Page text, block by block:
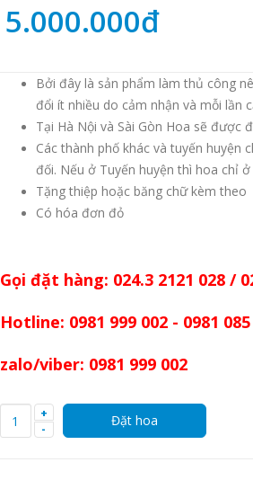
5.000.000đ
Bởi đây là sản phẩm làm thủ công
đổi ít nhiều do cảm nhận và mỗi lần
Tại Hà Nội và Sài Gòn Hoa sẽ được
Các thành phố khác và tuyến
đối. Nếu ở Tuyến huyện thì hoa chỉ
Tặng thiệp hoặc băng chữ kèm theo
Có hóa đơn đỏ
Gọi đặt hàng: 024.3 2121 028 /
Hotline: 0981 999 002 - 0981
zalo/viber: 0981 999 002
-
+
Hoa cài áo đại biểu Hà
Sản xuất hoa cài áo
TPHCM
15.000đ
Mẫu hoa sinh nhật đẹp
580.000đ